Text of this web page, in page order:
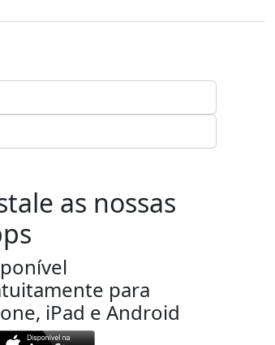
as nossas
para
iPad e Android